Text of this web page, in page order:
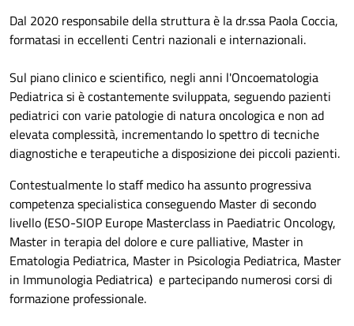
Dal 2020 responsabile della struttura è la dr.ssa Paola Coccia,
formatasi in eccellenti Centri nazionali e internazionali.
Sul piano clinico e scientifico, negli anni l'Oncoematologia
Pediatrica si è costantemente sviluppata, seguendo pazienti
pediatrici con varie patologie di natura oncologica e non ad
elevata complessità, incrementando lo spettro di tecniche
diagnostiche e terapeutiche a disposizione dei piccoli pazienti.
Contestualmente lo staff medico ha assunto progressiva
competenza specialistica conseguendo Master di secondo
livello (ESO-SIOP Europe Masterclass in Paediatric Oncology,
Master in terapia del dolore e cure palliative, Master in
Ematologia Pediatrica, Master in Psicologia Pediatrica, Master
in Immunologia Pediatrica) e partecipando numerosi corsi di
formazione professionale.